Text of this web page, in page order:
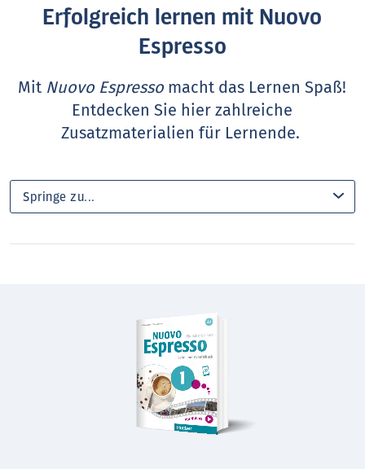
Erfolgreich lernen mit Nuovo
Espresso
Mit Nuovo Espressomacht das Lernen Spaß!
Entdecken Sie hier zahlreiche
Zusatzmaterialien für Lernende.